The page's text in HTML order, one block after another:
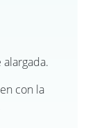
con la